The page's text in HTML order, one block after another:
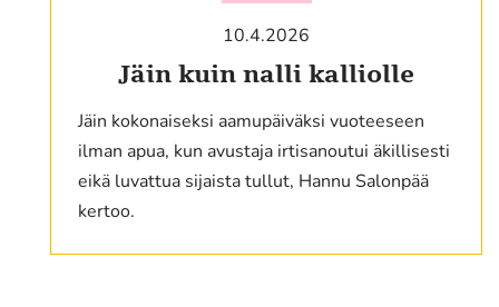
10.4.2026
Jäin kuin nalli kalliolle
Jäin kokonaiseksi aamupäiväksi vuoteeseen
ilman apua, kun avustaja irtisanoutui äkillisesti
eikä luvattua sijaista tullut, Hannu Salonpää
kertoo.